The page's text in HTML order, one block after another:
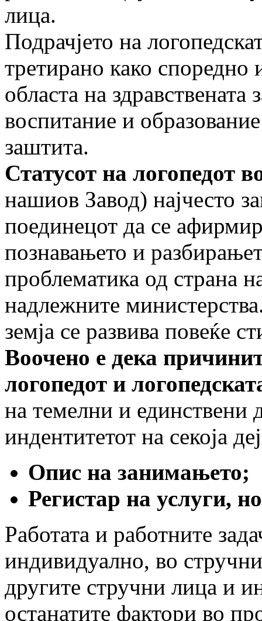
лица.
Подрачјето на
третирано како споредно
областа на
воспитание и
заштита.
Статусот на логопедот
нашиов Завод) најчесто
поединецот да се
познавањето и
проблематика од страна
надлежните
земја се развива повеќе
Воочено е дека
логопедот и
на темелни и единствени
индентитетот на секоја
Опис на занимањето;
Регистар на услуги,
Работата и работните
индивидуално, во
другите стручни лица и
останатите фактори во